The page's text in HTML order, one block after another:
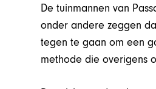
De tuinmannen van
onder andere zeggen
tegen te gaan om een
methode die overigens